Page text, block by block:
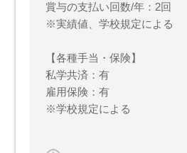
賞与の支払い回数/年：2回
※実績値、学校規定による
【各種手当・保険】
私学共済：有
雇用保険：有
※学校規定による